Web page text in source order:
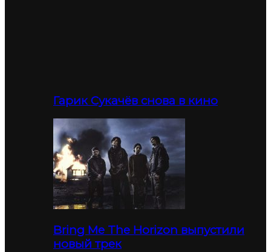
Гарик Сукачёв снова в кино
Bring Me The Horizon выпустили
новый трек